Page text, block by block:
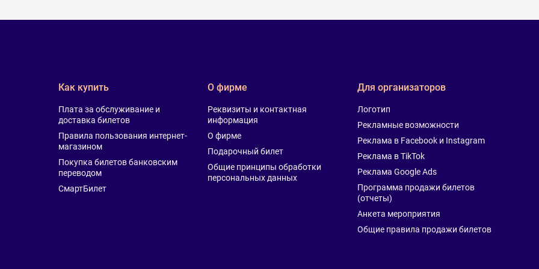
lai kopā svinētu mūziku un brīvību.
Dai Darogu!, 20TOKENS
Zakroyyy
tikai kopā ar likumisko pārstāvi.
pasākumu ar likumiskā pārstāvja rakstisku atļauju.
Как купить
Плата за обслуживание и
доставка билетов
Правила пользования интернет-
магазином
Покупка билетов банковским
переводом
СмартБилет
О фирме
Реквизиты и контактная
информация
О фирме
Подарочный билет
Общие принципы обработки
персональных данных
Для организаторов
Логотип
Рекламные возможности
Реклама в Facebook и Instagram
Реклама в TikTok
Реклама Google Ads
Программа продажи билетов
(отчеты)
Анкета мероприятия
Общие правила продажи билетов